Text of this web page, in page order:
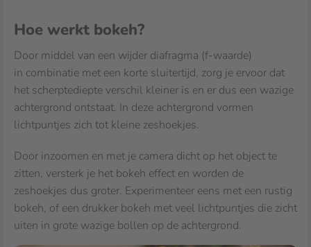
Hoe werkt bokeh?
Door middel van een wijder diafragma (f-waarde)
in combinatie met een korte sluitertijd, zorg je ervoor dat
het scherptediepte verschil kleiner is en er dus een wazige
achtergrond ontstaat. In deze achtergrond vormen
lichtpuntjes zich tot kleine zeshoekjes.
Door inzoomen en met je camera dicht op het object te
zitten, versterk je het bokeh effect en worden de
zeshoekjes dus groter. Experimenteer eens met een rustig
bokeh, of een drukker bokeh met veel lichtpuntjes die zicht
uiten in grote wazige bollen op de achtergrond.